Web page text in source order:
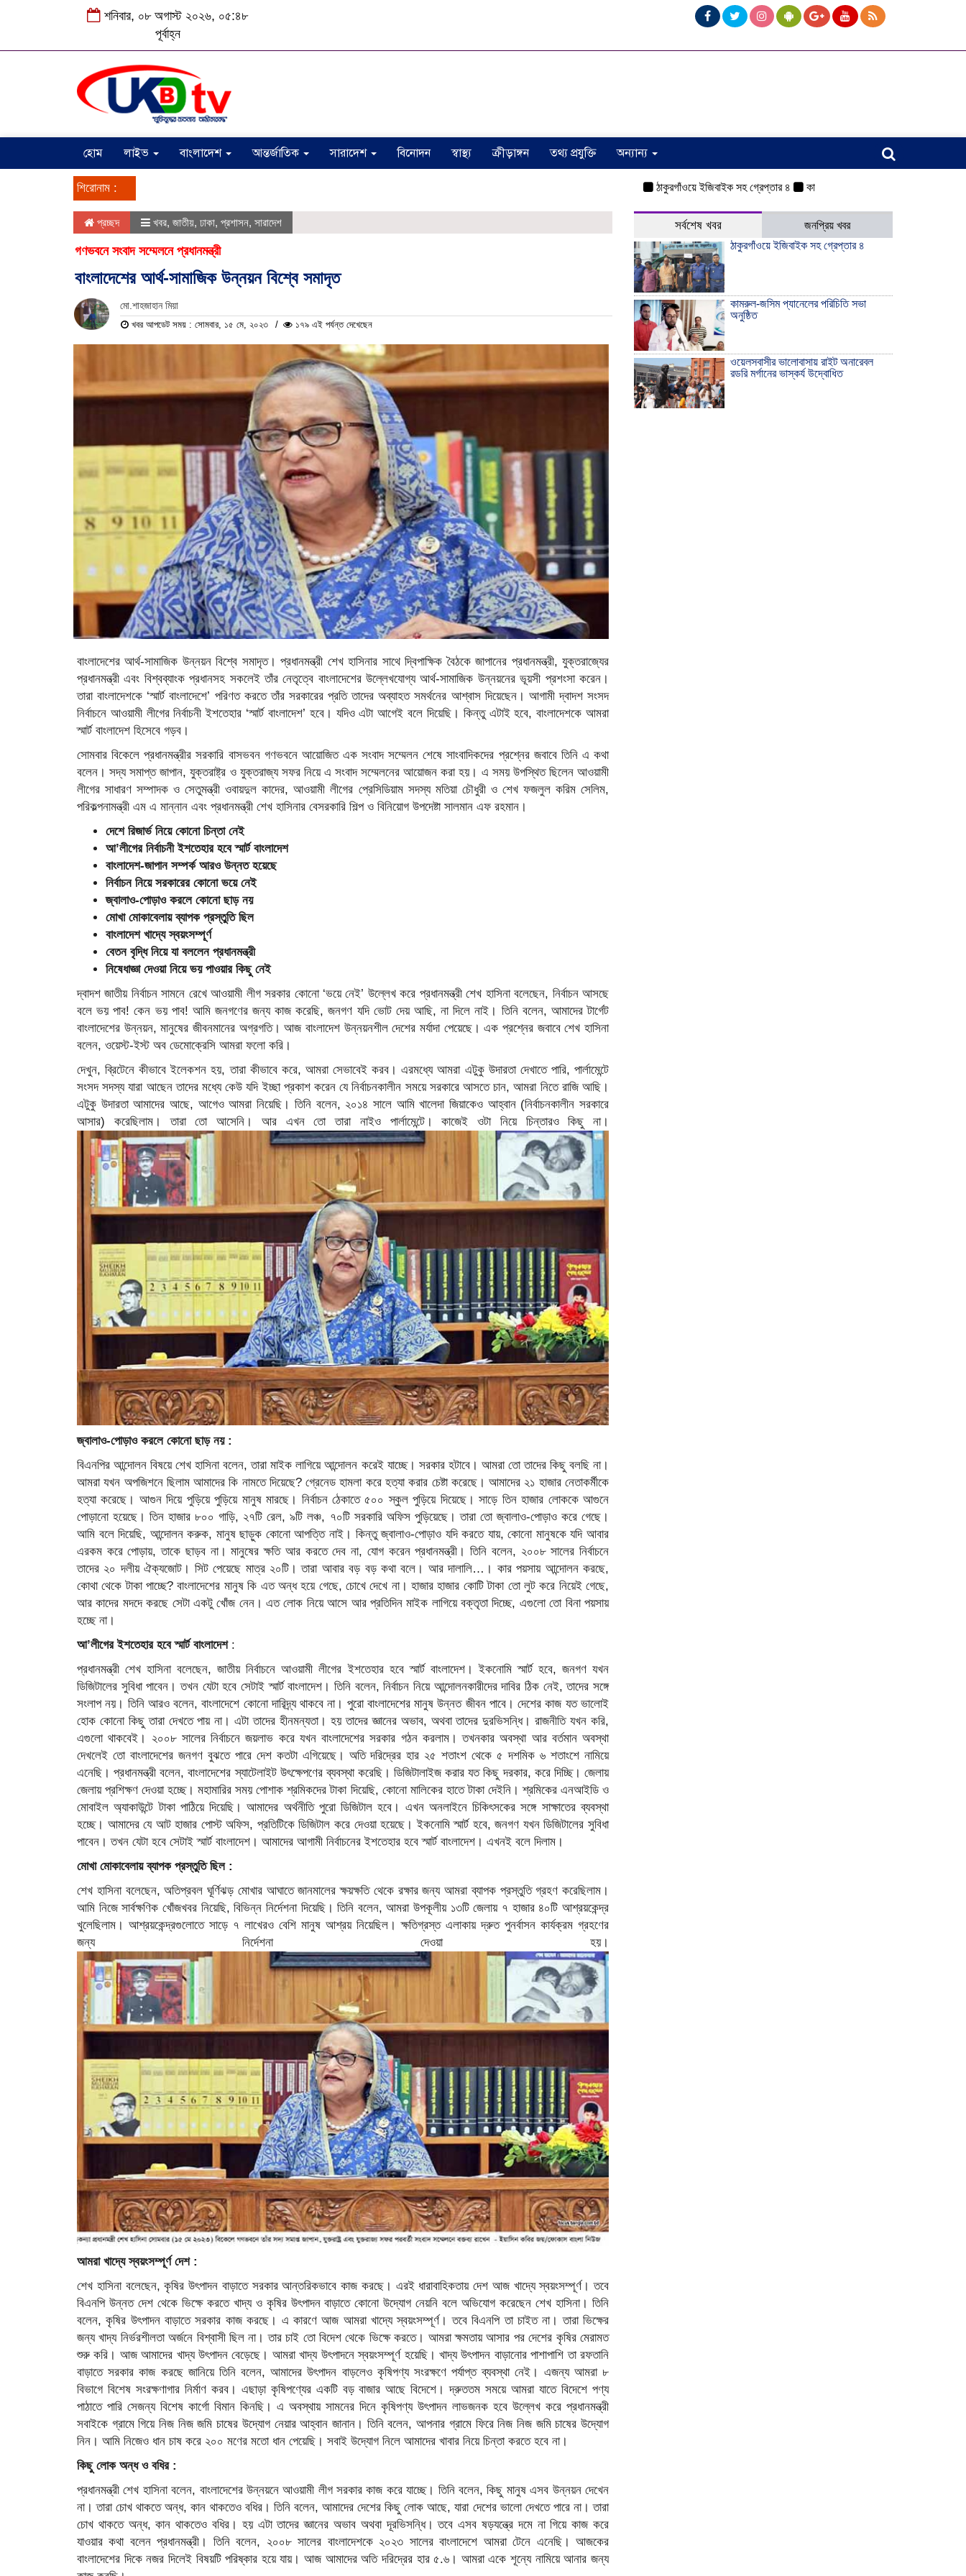
শনিবার, ০৮ অগাস্ট ২০২৬, ০৫:৪৮
পূর্বাহ্ন
হোম লাইভ বাংলাদেশ আন্তর্জাতিক সারাদেশ বিনোদন স্বাস্থ্য ক্রীড়াঙ্গন তথ্য প্রযুক্তি অন্যান্য
শিরোনাম : ঠাকুরগাঁওয়ে ইজিবাইক সহ গ্রেপ্তার ৪ কামরুল-জসিম প্যানেলের পরিচিতি সভা অনুষ্ঠিত
প্রচ্ছদ খবর, জাতীয়, ঢাকা, প্রশাসন, সারাদেশ
গণভবনে সংবাদ সম্মেলনে প্রধানমন্ত্রী
বাংলাদেশের আর্থ-সামাজিক উন্নয়ন বিশ্বে সমাদৃত
মো.শাহজাহান মিয়া
খবর আপডেট সময় : সোমবার, ১৫ মে, ২০২৩ ১৭৯ এই পর্যন্ত দেখেছেন
বাংলাদেশের আর্থ-সামাজিক উন্নয়ন বিশ্বে সমাদৃত। প্রধানমন্ত্রী শেখ হাসিনার সাথে দ্বিপাক্ষিক বৈঠকে জাপানের প্রধানমন্ত্রী, যুক্তরাজ্যের
প্রধানমন্ত্রী এবং বিশ্বব্যাংক প্রধানসহ সকলেই তাঁর নেতৃত্বে বাংলাদেশের উল্লেখযোগ্য আর্থ-সামাজিক উন্নয়নের ভূয়সী প্রশংসা করেন।
তারা বাংলাদেশকে ‘স্মার্ট বাংলাদেশে’ পরিণত করতে তাঁর সরকারের প্রতি তাদের অব্যাহত সমর্থনের আশ্বাস দিয়েছেন। আগামী দ্বাদশ সংসদ
নির্বাচনে আওয়ামী লীগের নির্বাচনী ইশতেহার ‘স্মার্ট বাংলাদেশ’ হবে। যদিও এটা আগেই বলে দিয়েছি। কিন্তু এটাই হবে, বাংলাদেশকে আমরা
স্মার্ট বাংলাদেশ হিসেবে গড়ব।
সোমবার বিকেলে প্রধানমন্ত্রীর সরকারি বাসভবন গণভবনে আয়োজিত এক সংবাদ সম্মেলন শেষে সাংবাদিকদের প্রশ্নের জবাবে তিনি এ কথা
বলেন। সদ্য সমাপ্ত জাপান, যুক্তরাষ্ট্র ও যুক্তরাজ্য সফর নিয়ে এ সংবাদ সম্মেলনের আয়োজন করা হয়। এ সময় উপস্থিত ছিলেন আওয়ামী
লীগের সাধারণ সম্পাদক ও সেতুমন্ত্রী ওবায়দুল কাদের, আওয়ামী লীগের প্রেসিডিয়াম সদস্য মতিয়া চৌধুরী ও শেখ ফজলুল করিম সেলিম,
পরিকল্পনামন্ত্রী এম এ মান্নান এবং প্রধানমন্ত্রী শেখ হাসিনার বেসরকারি শিল্প ও বিনিয়োগ উপদেষ্টা সালমান এফ রহমান।
দেশে রিজার্ভ নিয়ে কোনো চিন্তা নেই
আ’লীগের নির্বাচনী ইশতেহার হবে স্মার্ট বাংলাদেশ
বাংলাদেশ-জাপান সম্পর্ক আরও উন্নত হয়েছে
নির্বাচন নিয়ে সরকারের কোনো ভয়ে নেই
জ্বালাও-পোড়াও করলে কোনো ছাড় নয়
মোখা মোকাবেলায় ব্যাপক প্রস্তুতি ছিল
বাংলাদেশ খাদ্যে স্বয়ংসম্পূর্ণ
বেতন বৃদ্ধি নিয়ে যা বললেন প্রধানমন্ত্রী
নিষেধাজ্ঞা দেওয়া নিয়ে ভয় পাওয়ার কিছু নেই
দ্বাদশ জাতীয় নির্বাচন সামনে রেখে আওয়ামী লীগ সরকার কোনো ‘ভয়ে নেই’ উল্লেখ করে প্রধানমন্ত্রী শেখ হাসিনা বলেছেন, নির্বাচন আসছে
বলে ভয় পাব! কেন ভয় পাব! আমি জনগণের জন্য কাজ করেছি, জনগণ যদি ভোট দেয় আছি, না দিলে নাই। তিনি বলেন, আমাদের টার্গেট
বাংলাদেশের উন্নয়ন, মানুষের জীবনমানের অগ্রগতি। আজ বাংলাদেশ উন্নয়নশীল দেশের মর্যাদা পেয়েছে। এক প্রশ্নের জবাবে শেখ হাসিনা
বলেন, ওয়েস্ট-ইস্ট অব ডেমোক্রেসি আমরা ফলো করি।
দেখুন, ব্রিটেনে কীভাবে ইলেকশন হয়, তারা কীভাবে করে, আমরা সেভাবেই করব। এরমধ্যে আমরা এটুকু উদারতা দেখাতে পারি, পার্লামেন্টে
সংসদ সদস্য যারা আছেন তাদের মধ্যে কেউ যদি ইচ্ছা প্রকাশ করেন যে নির্বাচনকালীন সময়ে সরকারে আসতে চান, আমরা নিতে রাজি আছি।
এটুকু উদারতা আমাদের আছে, আগেও আমরা নিয়েছি। তিনি বলেন, ২০১৪ সালে আমি খালেদা জিয়াকেও আহ্বান (নির্বাচনকালীন সরকারে
আসার) করেছিলাম। তারা তো আসেনি। আর এখন তো তারা নাইও পার্লামেন্টে। কাজেই ওটা নিয়ে চিন্তারও কিছু না।
জ্বালাও-পোড়াও করলে কোনো ছাড় নয় :
বিএনপির আন্দোলন বিষয়ে শেখ হাসিনা বলেন, তারা মাইক লাগিয়ে আন্দোলন করেই যাচ্ছে। সরকার হটাবে। আমরা তো তাদের কিছু বলছি না।
আমরা যখন অপজিশনে ছিলাম আমাদের কি নামতে দিয়েছে? গ্রেনেড হামলা করে হত্যা করার চেষ্টা করেছে। আমাদের ২১ হাজার নেতাকর্মীকে
হত্যা করেছে। আগুন দিয়ে পুড়িয়ে পুড়িয়ে মানুষ মারছে। নির্বাচন ঠেকাতে ৫০০ স্কুল পুড়িয়ে দিয়েছে। সাড়ে তিন হাজার লোককে আগুনে
পোড়ানো হয়েছে। তিন হাজার ৮০০ গাড়ি, ২৭টি রেল, ৯টি লঞ্চ, ৭০টি সরকারি অফিস পুড়িয়েছে। তারা তো জ্বালাও-পোড়াও করে গেছে।
আমি বলে দিয়েছি, আন্দোলন করুক, মানুষ ছাড়ুক কোনো আপত্তি নাই। কিন্তু জ্বালাও-পোড়াও যদি করতে যায়, কোনো মানুষকে যদি আবার
এরকম করে পোড়ায়, তাকে ছাড়ব না। মানুষের ক্ষতি আর করতে দেব না, যোগ করেন প্রধানমন্ত্রী। তিনি বলেন, ২০০৮ সালের নির্বাচনে
তাদের ২০ দলীয় ঐক্যজোট। সিট পেয়েছে মাত্র ২০টি। তারা আবার বড় বড় কথা বলে। আর দালালি…। কার পয়সায় আন্দোলন করছে,
কোথা থেকে টাকা পাচ্ছে? বাংলাদেশের মানুষ কি এত অন্ধ হয়ে গেছে, চোখে দেখে না। হাজার হাজার কোটি টাকা তো লুট করে নিয়েই গেছে,
আর কাদের মদদে করছে সেটা একটু খোঁজ নেন। এত লোক নিয়ে আসে আর প্রতিদিন মাইক লাগিয়ে বক্তৃতা দিচ্ছে, এগুলো তো বিনা পয়সায়
হচ্ছে না।
আ’লীগের ইশতেহার হবে স্মার্ট বাংলাদেশ:
প্রধানমন্ত্রী শেখ হাসিনা বলেছেন, জাতীয় নির্বাচনে আওয়ামী লীগের ইশতেহার হবে স্মার্ট বাংলাদেশ। ইকনোমি স্মার্ট হবে, জনগণ যখন
ডিজিটালের সুবিধা পাবেন। তখন যেটা হবে সেটাই স্মার্ট বাংলাদেশ। তিনি বলেন, নির্বাচন নিয়ে আন্দোলনকারীদের দাবির ঠিক নেই, তাদের সঙ্গে
সংলাপ নয়। তিনি আরও বলেন, বাংলাদেশে কোনো দারিদ্র্য থাকবে না। পুরো বাংলাদেশের মানুষ উন্নত জীবন পাবে। দেশের কাজ যত ভালোই
হোক কোনো কিছু তারা দেখতে পায় না। এটা তাদের হীনমন্যতা। হয় তাদের জ্ঞানের অভাব, অথবা তাদের দুরভিসন্ধি। রাজনীতি যখন করি,
এগুলো থাকবেই। ২০০৮ সালের নির্বাচনে জয়লাভ করে যখন বাংলাদেশের সরকার গঠন করলাম। তখনকার অবস্থা আর বর্তমান অবস্থা
দেখলেই তো বাংলাদেশের জনগণ বুঝতে পারে দেশ কতটা এগিয়েছে। অতি দরিদ্রের হার ২৫ শতাংশ থেকে ৫ দশমিক ৬ শতাংশে নামিয়ে
এনেছি। প্রধানমন্ত্রী বলেন, বাংলাদেশের স্যাটেলাইট উৎক্ষেপণের ব্যবস্থা করেছি। ডিজিটালাইজ করার যত কিছু দরকার, করে দিচ্ছি। জেলায়
জেলায় প্রশিক্ষণ দেওয়া হচ্ছে। মহামারির সময় পোশাক শ্রমিকদের টাকা দিয়েছি, কোনো মালিকের হাতে টাকা দেইনি। শ্রমিকের এনআইডি ও
মোবাইল অ্যাকাউন্টে টাকা পাঠিয়ে দিয়েছি। আমাদের অর্থনীতি পুরো ডিজিটাল হবে। এখন অনলাইনে চিকিৎসকের সঙ্গে সাক্ষাতের ব্যবস্থা
হচ্ছে। আমাদের যে আট হাজার পোস্ট অফিস, প্রতিটিকে ডিজিটাল করে দেওয়া হয়েছে। ইকনোমি স্মার্ট হবে, জনগণ যখন ডিজিটালের সুবিধা
পাবেন। তখন যেটা হবে সেটাই স্মার্ট বাংলাদেশ। আমাদের আগামী নির্বাচনের ইশতেহার হবে স্মার্ট বাংলাদেশ। এখনই বলে দিলাম।
মোখা মোকাবেলায় ব্যাপক প্রস্তুতি ছিল :
শেখ হাসিনা বলেছেন, অতিপ্রবল ঘূর্ণিঝড় মোখার আঘাতে জানমালের ক্ষয়ক্ষতি থেকে রক্ষার জন্য আমরা ব্যাপক প্রস্তুতি গ্রহণ করেছিলাম।
আমি নিজে সার্বক্ষণিক খোঁজখবর নিয়েছি, বিভিন্ন নির্দেশনা দিয়েছি। তিনি বলেন, আমরা উপকূলীয় ১৩টি জেলায় ৭ হাজার ৪০টি আশ্রয়কেন্দ্র
খুলেছিলাম। আশ্রয়কেন্দ্রগুলোতে সাড়ে ৭ লাখেরও বেশি মানুষ আশ্রয় নিয়েছিল। ক্ষতিগ্রস্ত এলাকায় দ্রুত পুনর্বাসন কার্যক্রম গ্রহণের
জন্য নির্দেশনা দেওয়া হয়।
আমরা খাদ্যে স্বয়ংসম্পূর্ণ দেশ :
শেখ হাসিনা বলেছেন, কৃষির উৎপাদন বাড়াতে সরকার আন্তরিকভাবে কাজ করছে। এরই ধারাবাহিকতায় দেশ আজ খাদ্যে স্বয়ংসম্পূর্ণ। তবে
বিএনপি উন্নত দেশ থেকে ভিক্ষে করতে খাদ্য ও কৃষির উৎপাদন বাড়াতে কোনো উদ্যোগ নেয়নি বলে অভিযোগ করেছেন শেখ হাসিনা। তিনি
বলেন, কৃষির উৎপাদন বাড়াতে সরকার কাজ করছে। এ কারণে আজ আমরা খাদ্যে স্বয়ংসম্পূর্ণ। তবে বিএনপি তা চাইত না। তারা ভিক্ষের
জন্য খাদ্য নির্ভরশীলতা অর্জনে বিশ্বাসী ছিল না। তার চাই তো বিদেশ থেকে ভিক্ষে করতে। আমরা ক্ষমতায় আসার পর দেশের কৃষির মেরামত
শুরু করি। আজ আমাদের খাদ্য উৎপাদন বেড়েছে। আমরা খাদ্য উৎপাদনে স্বয়ংসম্পূর্ণ হয়েছি। খাদ্য উৎপাদন বাড়ানোর পাশাপাশি তা রফতানি
বাড়াতে সরকার কাজ করছে জানিয়ে তিনি বলেন, আমাদের উৎপাদন বাড়লেও কৃষিপণ্য সংরক্ষণে পর্যাপ্ত ব্যবস্থা নেই। এজন্য আমরা ৮
বিভাগে বিশেষ সংরক্ষণাগার নির্মাণ করব। এছাড়া কৃষিপণ্যের একটি বড় বাজার আছে বিদেশে। দ্রুততম সময়ে আমরা যাতে বিদেশে পণ্য
পাঠাতে পারি সেজন্য বিশেষ কার্গো বিমান কিনছি। এ অবস্থায় সামনের দিনে কৃষিপণ্য উৎপাদন লাভজনক হবে উল্লেখ করে প্রধানমন্ত্রী
সবাইকে গ্রামে গিয়ে নিজ নিজ জমি চাষের উদ্যোগ নেয়ার আহ্বান জানান। তিনি বলেন, আপনার গ্রামে ফিরে নিজ নিজ জমি চাষের উদ্যোগ
নিন। আমি নিজেও ধান চাষ করে ২০০ মণের মতো ধান পেয়েছি। সবাই উদ্যোগ নিলে আমাদের খাবার নিয়ে চিন্তা করতে হবে না।
কিছু লোক অন্ধ ও বধির :
প্রধানমন্ত্রী শেখ হাসিনা বলেন, বাংলাদেশের উন্নয়নে আওয়ামী লীগ সরকার কাজ করে যাচ্ছে। তিনি বলেন, কিছু মানুষ এসব উন্নয়ন দেখেন
না। তারা চোখ থাকতে অন্ধ, কান থাকতেও বধির। তিনি বলেন, আমাদের দেশের কিছু লোক আছে, যারা দেশের ভালো দেখতে পারে না। তারা
চোখ থাকতে অন্ধ, কান থাকতেও বধির। হয় এটা তাদের জ্ঞানের অভাব অথবা দূরভিসন্ধি। তবে এসব ষড়যন্ত্রে দমে না গিয়ে কাজ করে
যাওয়ার কথা বলেন প্রধানমন্ত্রী। তিনি বলেন, ২০০৮ সালের বাংলাদেশকে ২০২৩ সালের বাংলাদেশে আমরা টেনে এনেছি। আজকের
বাংলাদেশের দিকে নজর দিলেই বিষয়টি পরিষ্কার হয়ে যায়। আজ আমাদের অতি দরিদ্রের হার ৫.৬। আমরা একে শূন্যে নামিয়ে আনার জন্য
সর্বশেষ খবর
জনপ্রিয় খবর
ঠাকুরগাঁওয়ে ইজিবাইক সহ গ্রেপ্তার ৪
কামরুল-জসিম প্যানেলের পরিচিতি সভা
অনুষ্ঠিত
ওয়েলসবাসীর ভালোবাসায় রাইট অনারেবল
রডরি মর্গানের ভাস্কর্য উদ্বোধিত